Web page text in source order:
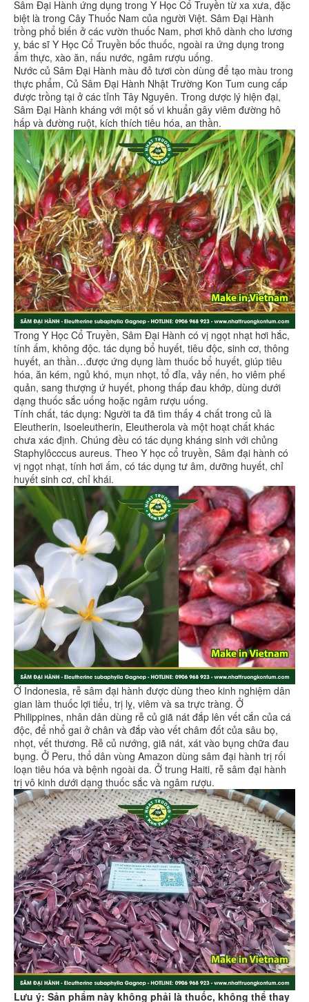
Sâm Đại Hành ứng dụng trong Y Học Cổ Truyền từ xa xưa, đặc
biệt là trong Cây Thuốc Nam của người Việt. Sâm Đại Hành
trồng phổ biến ở các vườn thuốc Nam, phơi khô dành cho lương
y, bác sĩ Y Học Cổ Truyền bốc thuốc, ngoài ra ứng dụng trong
ẩm thực, xào ăn, nấu nước, ngâm rượu uống.
Nước củ Sâm Đại Hành màu đỏ tươi còn dùng để tạo màu trong
thực phẩm, Củ Sâm Đại Hành Nhật Trường Kon Tum cung cấp
được trồng tại ở các tỉnh Tây Nguyên. Trong dược lý hiện đại,
Sâm Đại Hành kháng với một số vi khuẩn gây viêm đường hô
hấp và đường ruột, kích thích tiêu hóa, an thần.
Trong Y Học Cổ Truyền, Sâm Đại Hành có vị ngọt nhạt hơi hắc,
tính ấm, không độc. tác dụng bổ huyết, tiêu độc, sinh cơ, thông
huyết, an thần…được ứng dụng làm thuốc bổ huyết, giúp tiêu
hóa, ăn kém, ngủ khó, mụn nhọt, tổ đỉa, vảy nến, ho viêm phế
quản, sang thượng ứ huyết, phong thấp đau khớp, dùng dưới
dạng thuốc sắc uống hoặc ngâm rượu uống.
Tính chất, tác dụng: Người ta đã tìm thấy 4 chất trong củ là
Eleutherin, Isoeleutherin, Eleutherola và một hoạt chất khác
chưa xác định. Chúng đều có tác dụng kháng sinh với chủng
Staphylôcccus aureus. Theo Y học cổ truyền, Sâm đại hành có
vị ngọt nhạt, tính hơi ấm, có tác dụng tư âm, dưỡng huyết, chỉ
huyết sinh cơ, chỉ khái.
Ở Indonesia, rễ sâm đại hành được dùng theo kinh nghiệm dân
gian làm thuốc lợi tiểu, trị lỵ, viêm và sa trực tràng. Ở
Philippines, nhân dân dùng rễ củ giã nát đắp lên vết cắn của cá
độc, để nhổ gai ở chân và đắp vào vết châm đốt của sâu bọ,
nhọt, vết thương. Rễ củ nướng, giã nát, xát vào bụng chữa đau
bụng. Ở Peru, thổ dân vùng Amazon dùng sâm đại hành trị rối
loạn tiêu hóa và bệnh ngoài da. Ở trung Haiti, rễ sâm đại hành
trị vô kinh dưới dạng thuốc sắc và ngâm rượu.
Lưu ý: Sản phẩm này không phải là thuốc, không thể thay